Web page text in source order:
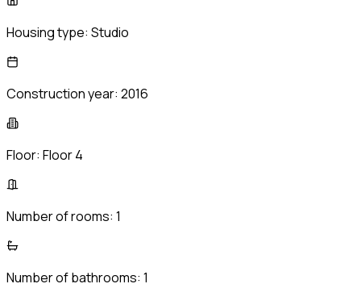
Housing type: Studio
Construction year: 2016
Floor: Floor 4
Number of rooms: 1
Number of bathrooms: 1